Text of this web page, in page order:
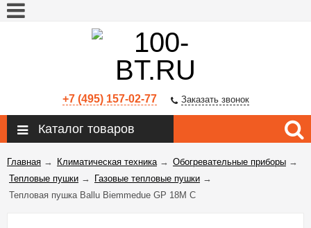
+7 (495) 157-02-77 Заказать звонок
Каталог товаров
Главная → Климатическая техника→ Обогревательные приборы →
Тепловые пушки → Газовые тепловые пушки →
Тепловая пушка Ballu Biemmedue GP 18M C